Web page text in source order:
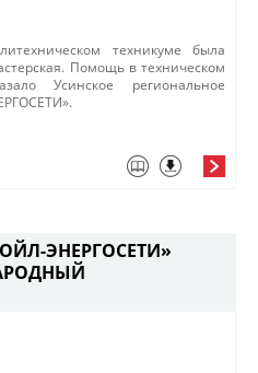
техникуме была
Помощь в техническом
Усинское региональное
ЭНЕРГОСЕТИ»